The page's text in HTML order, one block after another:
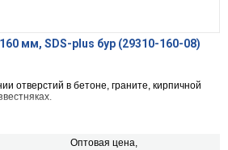
мм, SDS-plus бур (29310-160-08)
отверстий в бетоне, граните, кирпичной
Оптовая цена,